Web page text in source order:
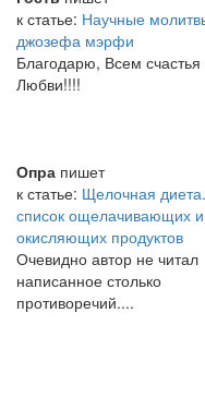
к статье: Научные
джозефа мэрфи
Благодарю, Всем счастья
Любви!!!!
Опра пишет
к статье: Щелочная диета.
список ощелачивающих и
окисляющих продуктов
Очевидно автор не читал
написанное столько
противоречий....